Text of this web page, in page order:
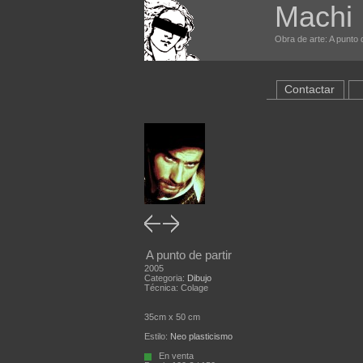
Machi
Obra de arte: A punto
A punto de partir
2005
Categoria: Dibujo
Técnica: Colage
35cm x 50 cm
Estilo: Neo plasticismo
En venta
Contactar